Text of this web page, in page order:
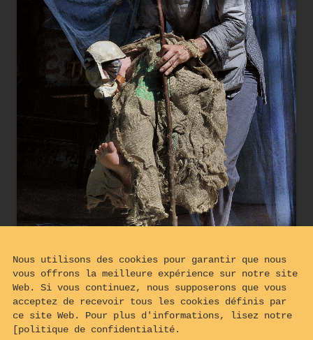
La misère et la mort règnent dans le pays
Nous utilisons des cookies pour garantir que nous
vous offrons la meilleure expérience sur notre site
Web. Si vous continuez, nous supposerons que vous
acceptez de recevoir tous les cookies définis par
ce site Web. Pour plus d'informations, lisez notre
[politique de confidentialité.